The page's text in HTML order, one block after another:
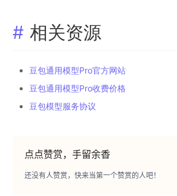
相关资源
豆包通用模型Pro官方网站
豆包通用模型Pro收费价格
豆包模型服务协议
点点赞赏，手留余香
还没有人赞赏，快来当第一个赞赏的人吧！